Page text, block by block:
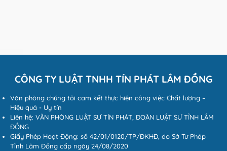
CÔNG TY LUẬT TNHH TÍN PHÁT LÂM ĐỒNG
Văn phòng chúng tôi cam kết thực hiện công việc Chất lượng –
Hiệu quả - Uy tín
Liên hệ: VĂN PHÒNG LUẬT SƯ TÍN PHÁT, ĐOÀN LUẬT SƯ TỈNH LÂM
ĐỒNG
Giấy Phép Hoạt Động: số 42/01/0120/TP/ĐKHĐ, do Sở Tư Pháp
Tỉnh Lâm Đồng cấp ngày 24/08/2020